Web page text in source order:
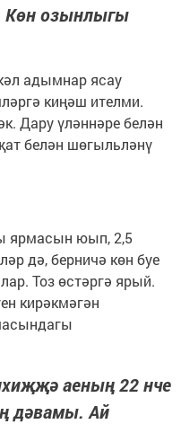
Көн озынлыгы
адымнар ясау
киңәш ителми.
Дару үләннәре белән
белән шөгыльләнү
ярмасын юып, 2,5
дә, берничә көн буе
Тоз өстәргә ярый.
кирәкмәгән
аеның 22 нче
дәвамы. Ай